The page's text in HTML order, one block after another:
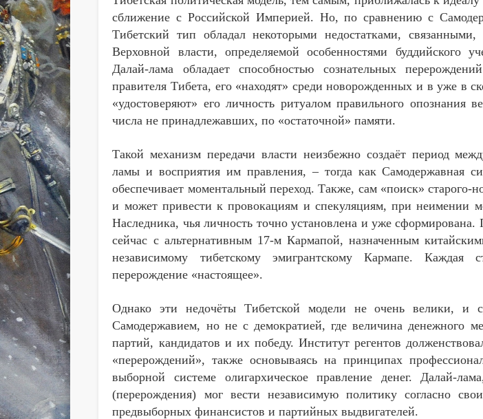
сближение с Российской Империей. Но, по сравнению с
Тибетский тип обладал некоторыми недостатками,
Верховной власти, определяемой особенностями буддийского
Далай-лама обладает способностью сознательных
правителя Тибета, его «находят» среди новорожденных и в уже в
«удостоверяют» его личность ритуалом правильного
числа не принадлежавших, по «остаточной» памяти.
Такой механизм передачи власти неизбежно создаёт период
ламы и восприятия им правления, – тогда как Самодержавная
обеспечивает моментальный переход. Также, сам «поиск» старого-
и может привести к провокациям и спекуляциям, при неимении
Наследника, чья личность точно установлена и уже
сейчас с альтернативным 17-м Кармапой, назначенным
независимому тибетскому эмигрантскому Кармапе.
перерождение «настоящее».
Однако эти недочёты Тибетской модели не очень велики, и
Самодержавием, но не с демократией, где величина денежного
партий, кандидатов и их победу. Институт регентов
«перерождений», также основываясь на принципах
выборной системе олигархическое правление денег. Далай-
(перерождения) мог вести независимую политику согласно
предвыборных финансистов и партийных выдвигателей.